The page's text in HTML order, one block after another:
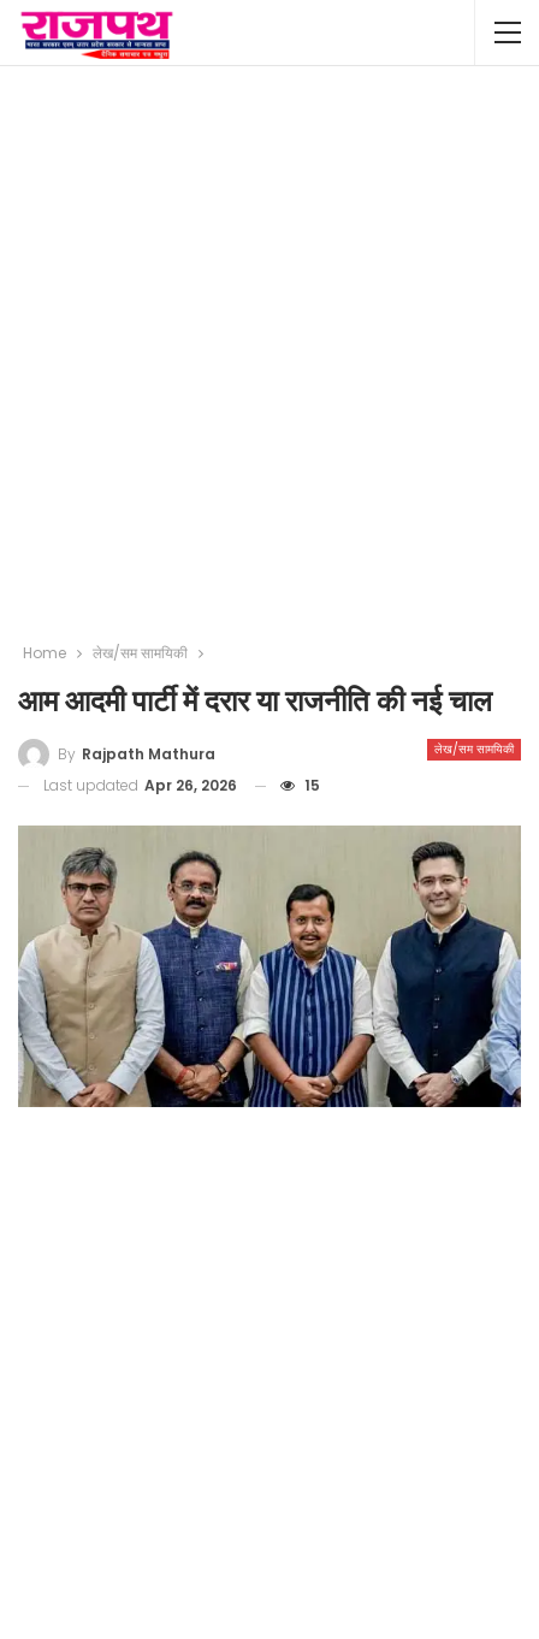
Home लेख/सम सामयिकी
आम आदमी पार्टी में दरार या राजनीति की नई चाल
लेख/सम सामयिकी
By Rajpath Mathura
Last updated Apr 26, 2026 15